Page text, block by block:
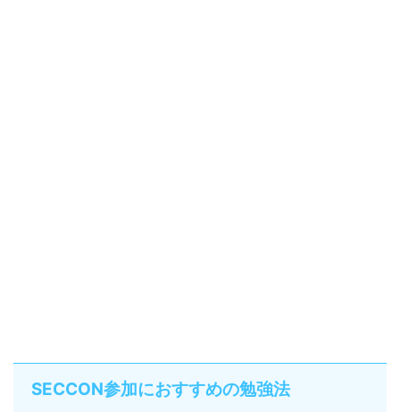
SECCON参加におすすめの勉強法